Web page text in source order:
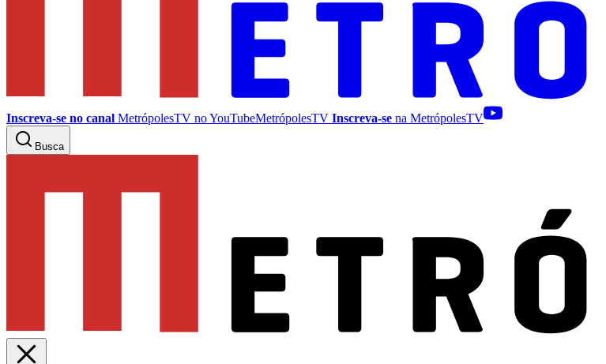
Inscreva-se no canal MetrópolesTV noYouTubeMetrópolesTV Inscreva-se na MetrópolesTV
Busca